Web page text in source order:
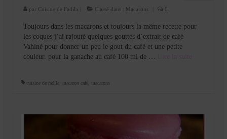
par Cuisine de Fadila Classé dans : Macarons 0
Toujours dans les macarons et toujours la même recette pour
les coques j’ai rajouté quelques gouttes d’extrait de café
Vahiné pour donner un peu le gout du café et une petite
couleur. pour la ganache au café 100 ml de …
cuisine de fadila macaron café macarons